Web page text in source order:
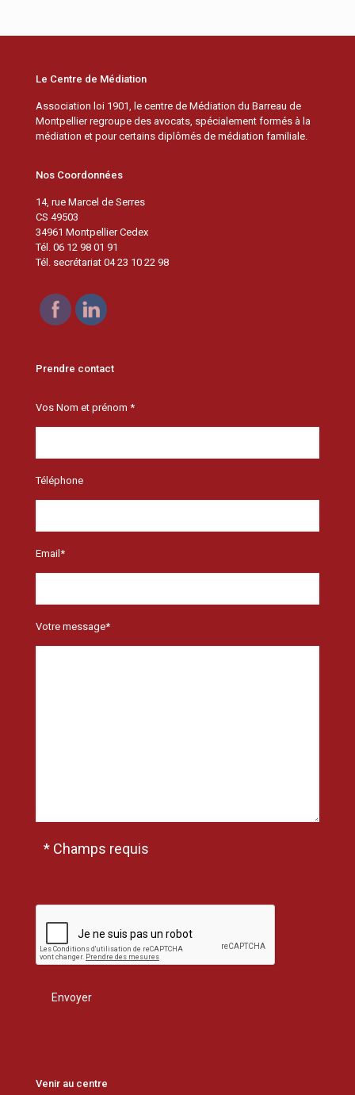
Le Centre de Médiation
Association loi 1901, le centre de Médiation du Barreau de
Montpellier regroupe des avocats, spécialement formés à la
médiation et pour certains diplômés de médiation familiale.
Nos Coordonnées
14, rue Marcel de Serres
CS 49503
34961 Montpellier Cedex
Tél. 06 12 98 01 91
Tél. secrétariat 04 23 10 22 98
Prendre contact
Vos Nom et prénom *
Téléphone
Email*
Votre message*
* Champs requis
Venir au centre